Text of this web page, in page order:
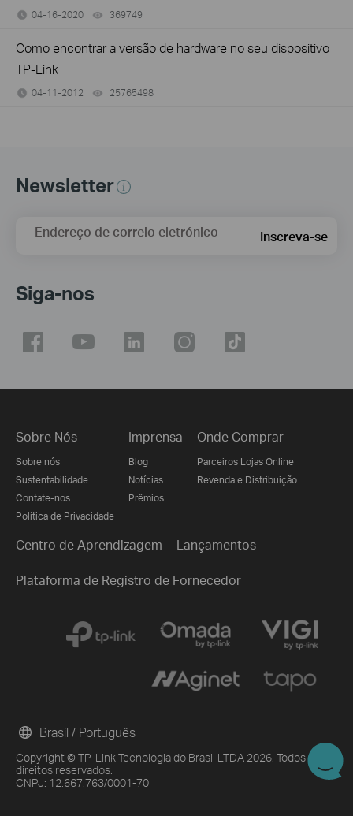
04-16-2020 369749
Como encontrar a versão de hardware no seu dispositivo
TP-Link
04-11-2012 25765498
Newsletter
Endereço de correio eletrónico Inscreva-se
Siga-nos
Sobre Nós
Sobre nós
Sustentabilidade
Contate-nos
Política de Privacidade
Imprensa
Blog
Notícias
Prêmios
Onde Comprar
Parceiros Lojas Online
Revenda e Distribuição
Centro de Aprendizagem Lançamentos
Plataforma de Registro de Fornecedor
Copyright © TP-Link Tecnologia do Brasil LTDA 2026. Todos os
direitos reservados.
CNPJ: 12.667.763/0001-70
Brasil / Português